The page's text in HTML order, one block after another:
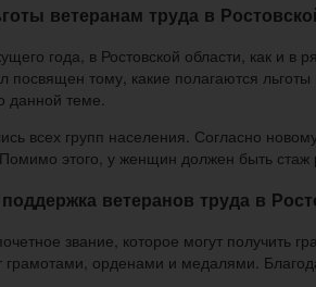
ветеранам труда в
года, в Ростовской области, как и
посвящен тому, какие полагаются
данной теме.
всех групп населения. Согласно
этого, у женщин должен быть
ветеранов труда в
звание, которое могут
орденами и медалями.